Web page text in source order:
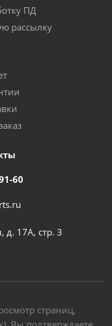
ПД
рассылку
60
д. 17А, стр. 3
страниц,